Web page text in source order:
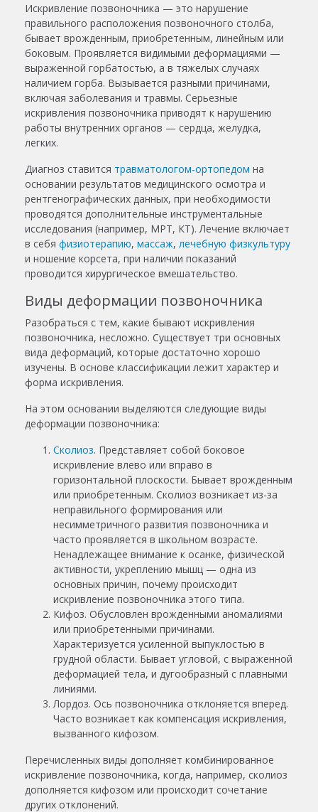
Искривление позвоночника — это нарушение
правильного расположения позвоночного столба,
бывает врожденным, приобретенным, линейным или
боковым. Проявляется видимыми деформациями —
выраженной горбатостью, а в тяжелых случаях
наличием горба. Вызывается разными причинами,
включая заболевания и травмы. Серьезные
искривления позвоночника приводят к нарушению
работы внутренних органов — сердца, желудка,
легких.
Диагноз ставится травматологом-ортопедом на
основании результатов медицинского осмотра и
рентгенографических данных, при необходимости
проводятся дополнительные инструментальные
исследования (например, МРТ, КТ). Лечение включает
в себя физиотерапию, массаж, лечебную физкультуру
и ношение корсета, при наличии показаний
проводится хирургическое вмешательство.
Виды деформации позвоночника
Разобраться с тем, какие бывают искривления
позвоночника, несложно. Существует три основных
вида деформаций, которые достаточно хорошо
изучены. В основе классификации лежит характер и
форма искривления.
На этом основании выделяются следующие виды
деформации позвоночника:
Сколиоз. Представляет собой боковое
искривление влево или вправо в
горизонтальной плоскости. Бывает врожденным
или приобретенным. Сколиоз возникает из-за
неправильного формирования или
несимметричного развития позвоночника и
часто проявляется в школьном возрасте.
Ненадлежащее внимание к осанке, физической
активности, укреплению мышц — одна из
основных причин, почему происходит
искривление позвоночника этого типа.
Кифоз. Обусловлен врожденными аномалиями
или приобретенными причинами.
Характеризуется усиленной выпуклостью в
грудной области. Бывает угловой, с выраженной
деформацией тела, и дугообразный с плавными
линиями.
Лордоз. Ось позвоночника отклоняется вперед.
Часто возникает как компенсация искривления,
вызванного кифозом.
Перечисленных виды дополняет комбинированное
искривление позвоночника, когда, например, сколиоз
дополняется кифозом или происходит сочетание
других отклонений.